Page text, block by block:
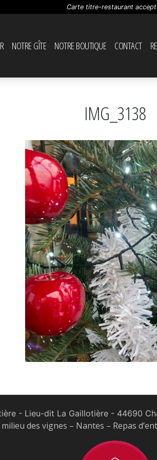
Carte titre-restaurant
NOTRE GÎTE NOTRE BOUTIQUE CONTACT
IMG_3138
- Lieu-dit La Gaillotière - 44690
des vignes – Nantes – Repas